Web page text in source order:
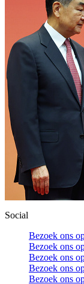
Social
Bezoek ons
Bezoek ons
Bezoek ons
Bezoek ons
Bezoek ons